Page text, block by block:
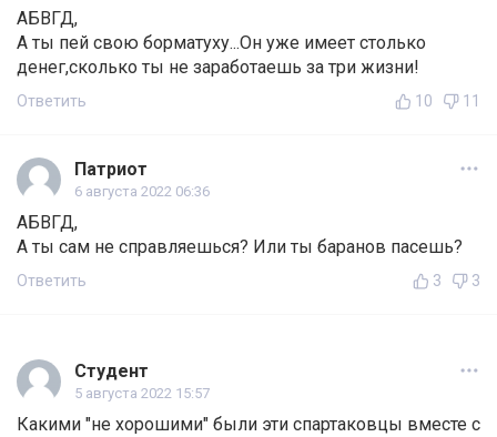
АБВГД,
А ты пей свою борматуху...Он уже имеет столько
денег,сколько ты не заработаешь за три жизни!
Ответить 10 11
Патриот
6 августа 2022 06:36
АБВГД,
А ты сам не справляешься? Или ты баранов пасешь?
Ответить 3 3
Студент
5 августа 2022 15:57
Какими "не хорошими" были эти спартаковцы вместе с